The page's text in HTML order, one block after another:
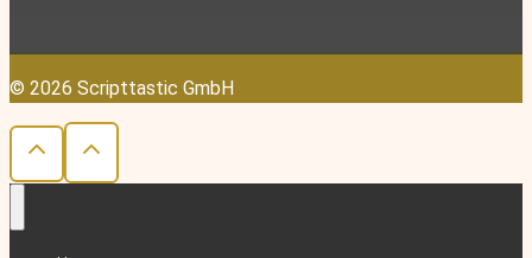
© 2026 Scripttastic GmbH